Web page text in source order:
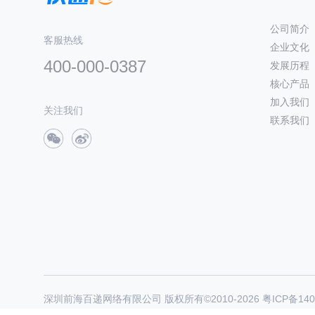
客服热线
400-000-0387
关注我们
公司简介
企业文化
发展历程
核心产品
加入我们
联系我们
深圳前海百递网络有限公司 版权所有©2010-2026 粤ICP备